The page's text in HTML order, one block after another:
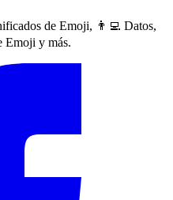
de Emoji, 👨‍💻 Datos,
Emoji y más.